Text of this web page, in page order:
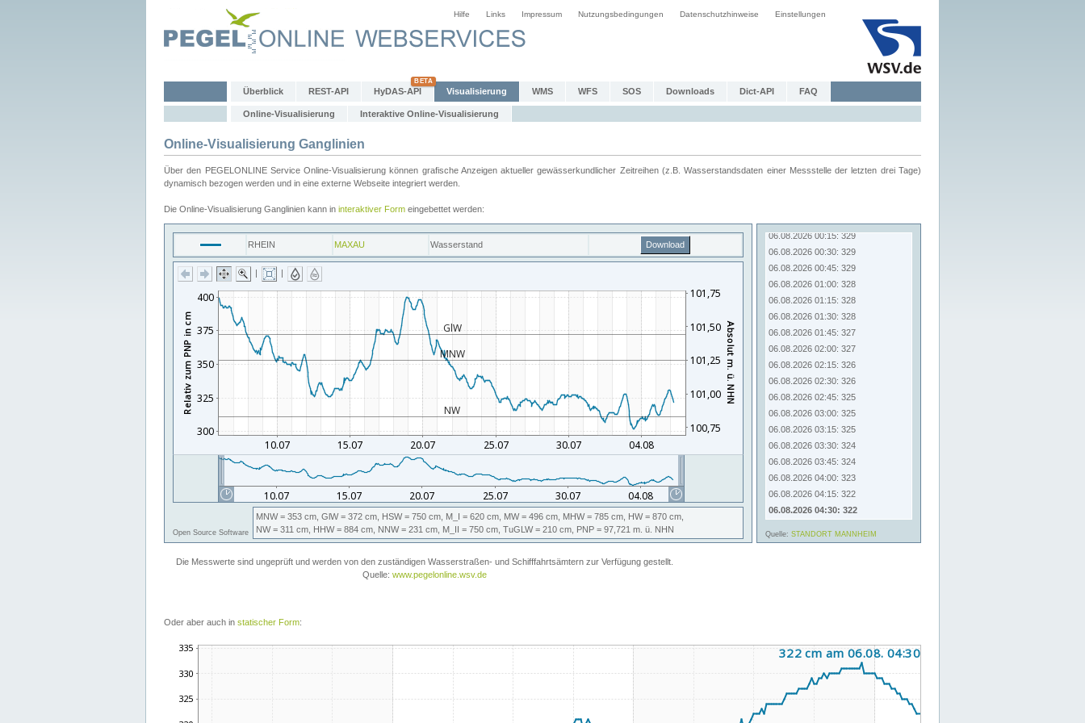
Hilfe Links Impressum Nutzungsbedingungen Datenschutzhinweise Einstellungen
Überblick REST-API HyDAS-API Visualisierung WMS WFS SOS Downloads Dict-API FAQ
Online-Visualisierung Interaktive Online-Visualisierung
Online-Visualisierung Ganglinien
Über den PEGELONLINE Service Online-Visualisierung können grafische Anzeigen aktueller gewässerkundlicher Zeitreihen (z.B. Wasserstandsdaten einer Messstelle der letzten drei Tage)
dynamisch bezogen werden und in eine externe Webseite integriert werden.
Die Online-Visualisierung Ganglinien kann in interaktiver Form eingebettet werden:
Oder aber auch in statischer Form: